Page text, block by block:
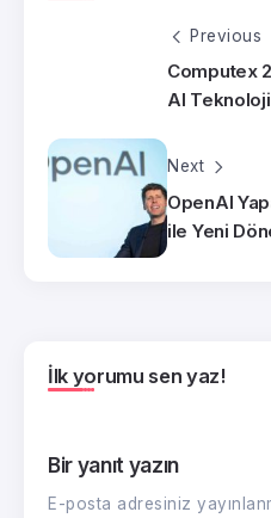
Previous
Computex
AI Teknoloji
Next
OpenAI
ile Yeni
İlk yorumu sen yaz!
Bir yanıt yazın
E-posta adresiniz